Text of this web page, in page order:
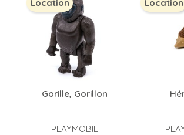
Gorille, Gorillon
PLAYMOBIL
Location Location